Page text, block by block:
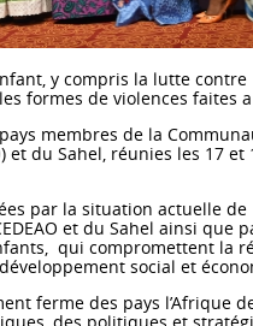
y compris la lutte contre
formes de violences faites
membres de la
et du Sahel, réunies les 17
par la situation actuelle de
et du Sahel ainsi que
qui compromettent la
social et
ferme des pays l’Afrique